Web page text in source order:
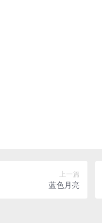
上一篇
蓝色月亮